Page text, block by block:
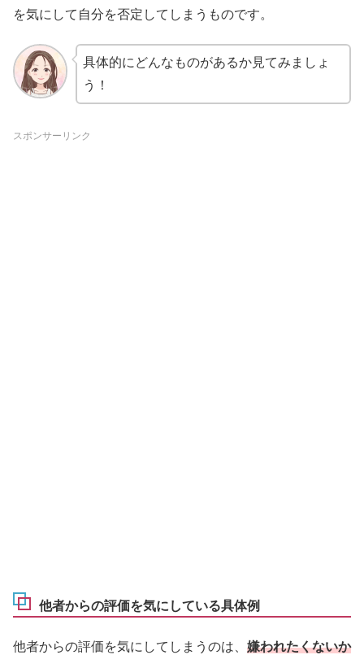
を気にして自分を否定してしまうものです。
具体的にどんなものがあるか見てみましょ
う！
スポンサーリンク
他者からの評価を気にしている具体例
他者からの評価を気にしてしまうのは、 嫌われたくないか